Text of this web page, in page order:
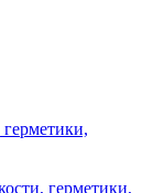
герметики,